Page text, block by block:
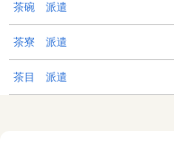
茶碗 派遣
茶寮 派遣
茶目 派遣